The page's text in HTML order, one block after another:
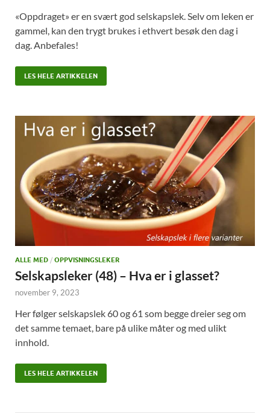
«Oppdraget» er en svært god selskapslek. Selv om leken er
gammel, kan den trygt brukes i ethvert besøk den dag i
dag. Anbefales!
LES HELE ARTIKKELEN
ALLE MED / OPPVISNINGSLEKER
Selskapsleker (48) – Hva er i glasset?
november 9, 2023
Her følger selskapslek 60 og 61 som begge dreier seg om
det samme temaet, bare på ulike måter og med ulikt
innhold.
LES HELE ARTIKKELEN